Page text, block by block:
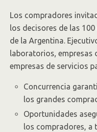
Los compradores
los decisores de las
de la Argentina.
laboratorios, empresas
empresas de servicios
Concurrencia
los grandes
Oportunidades
los compradores, a